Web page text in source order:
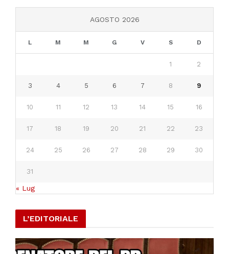
AGOSTO 2026
L M M G V S D
1 2
3 4 5 6 7 8 9
10 11 12 13 14 15 16
17 18 19 20 21 22 23
24 25 26 27 28 29 30
31
« Lug
L’EDITORIALE